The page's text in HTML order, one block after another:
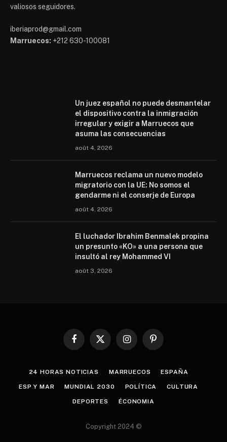
valiosos seguidores.
iberiaprod@gmail.com
Marruecos: +212 630-100081
Un juez español no puede desmantelar
el dispositivo contra la inmigración
irregular y exigir a Marruecos que
asuma las consecuencias
août 4, 2026
Marruecos reclama un nuevo modelo
migratorio con la UE: No somos el
gendarme ni el conserje de Europa
août 4, 2026
El luchador Ibrahim Benmalek propina
un presunto «KO» a una persona que
insultó al rey Mohammed VI
août 3, 2026
Facebook
X
InstagramPinterest
24 HORAS NOTICIAS MARRUECOS ESPAÑA
ESP Y MAR MUNDIAL 2030 POLÍTICA CULTURA
DEPORTES ÉCONOMIA
Copyright 2024 ©